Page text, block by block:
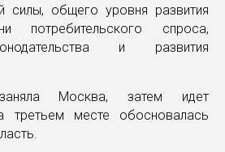
силы, общего уровня развития
потребительского спроса,
и развития
Москва, затем идет
третьем месте обосновалась